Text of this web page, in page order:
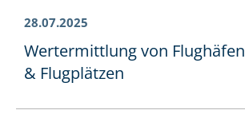
28.07.2025
Wertermittlung von Flughäfen
& Flugplätzen